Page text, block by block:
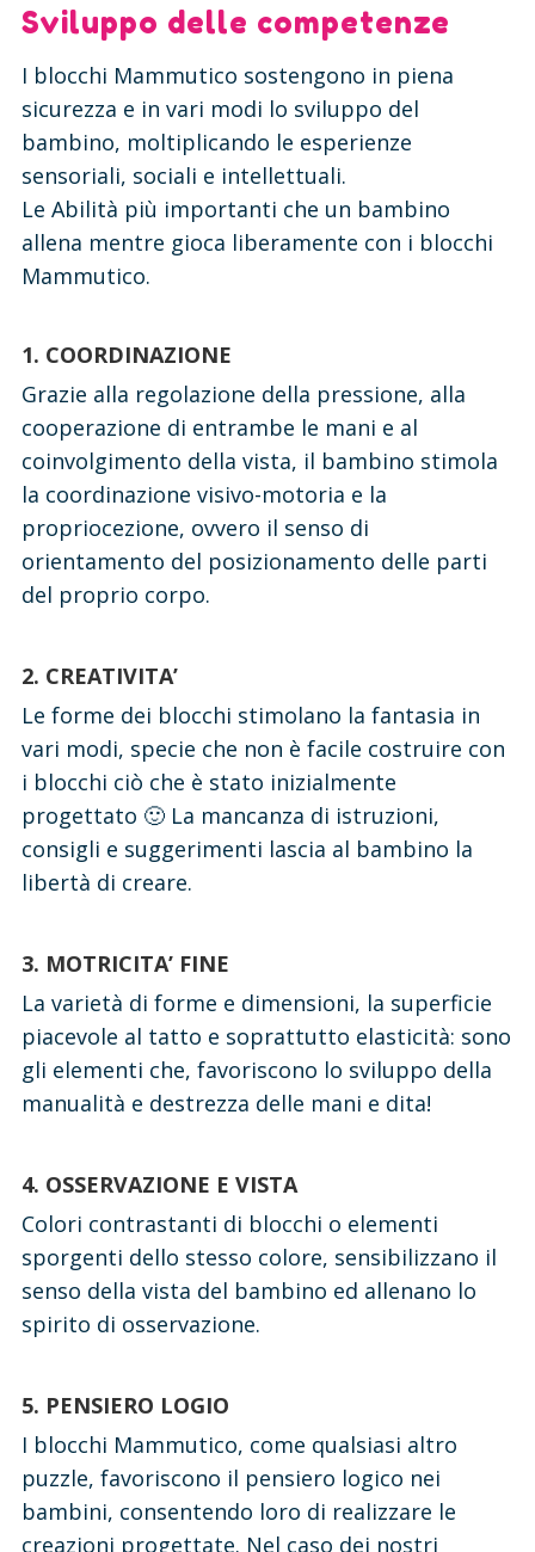
Sviluppo delle competenze
I blocchi Mammutico sostengono in piena
sicurezza e in vari modi lo sviluppo del
bambino, moltiplicando le esperienze
sensoriali, sociali e intellettuali.
Le Abilità più importanti che un bambino
allena mentre gioca liberamente con i blocchi
Mammutico.
1. COORDINAZIONE
Grazie alla regolazione della pressione, alla
cooperazione di entrambe le mani e al
coinvolgimento della vista, il bambino stimola
la coordinazione visivo-motoria e la
propriocezione, ovvero il senso di
orientamento del posizionamento delle parti
del proprio corpo.
2. CREATIVITA’
Le forme dei blocchi stimolano la fantasia in
vari modi, specie che non è facile costruire con
i blocchi ciò che è stato inizialmente
progettato 🙂 La mancanza di istruzioni,
consigli e suggerimenti lascia al bambino la
libertà di creare.
3. MOTRICITA’ FINE
La varietà di forme e dimensioni, la superficie
piacevole al tatto e soprattutto elasticità: sono
gli elementi che, favoriscono lo sviluppo della
manualità e destrezza delle mani e dita!
4. OSSERVAZIONE E VISTA
Colori contrastanti di blocchi o elementi
sporgenti dello stesso colore, sensibilizzano il
senso della vista del bambino ed allenano lo
spirito di osservazione.
5. PENSIERO LOGIO
I blocchi Mammutico, come qualsiasi altro
puzzle, favoriscono il pensiero logico nei
bambini, consentendo loro di realizzare le
creazioni progettate. Nel caso dei nostri